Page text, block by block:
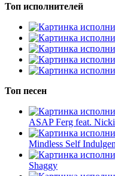
Топ исполнителей
Топ песен
ASAP Ferg feat.
Mindless Self
Shaggy